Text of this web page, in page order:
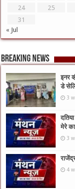
24
25
31
« Jul
Breaking News
इनर
डे
3
मेरे
3
4